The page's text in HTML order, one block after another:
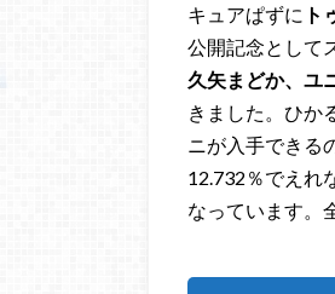
キュアぱずに ト
公開記念として
久矢まどか、ユ
きました。ひか
ニが入手できる
12.732％でえれ
なっています。